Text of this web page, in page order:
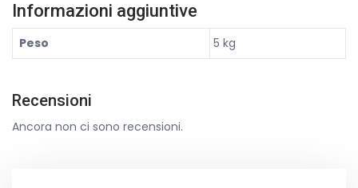
Informazioni aggiuntive
Peso 5 kg
Recensioni
Ancora non ci sono recensioni.